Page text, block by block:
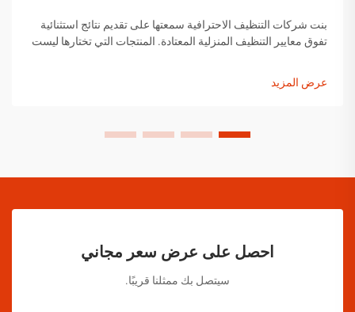
بنت شركات التنظيف الاحترافية سمعتها على تقديم نتائج استثنائية
تفوق معايير التنظيف المنزلية المعتادة. المنتجات التي تختارها ليست
عرض المزيد
احصل على عرض سعر مجاني
سيتصل بك ممثلنا قريبًا.